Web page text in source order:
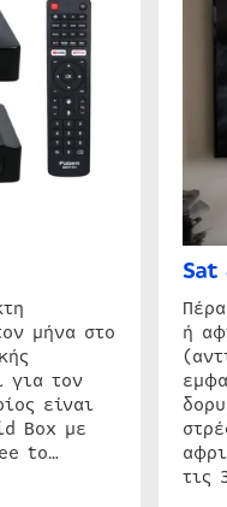
μήνα στο
για τον
είναι
Box με
to…
Sat
ή
τις